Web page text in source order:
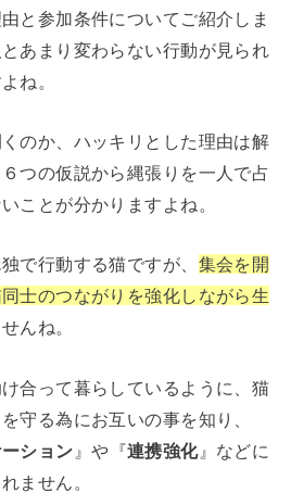
と参加条件についてご紹介しま
あまり変わらない行動が見られ
ね。
のか、ハッキリとした理由は解
つの仮説から縄張りを一人で占
ことが分かりますよね。
で行動する猫ですが、 集会を開
士のつながりを強化しながら生
んね。
合って暮らしているように、猫
守る為にお互いの事を知り、
ション 』や『連携強化』などに
ません。